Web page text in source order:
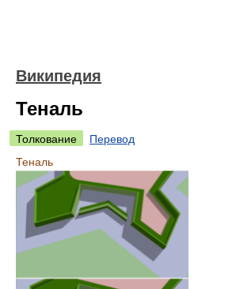
Википедия
Теналь
Толкование
Перевод
Теналь